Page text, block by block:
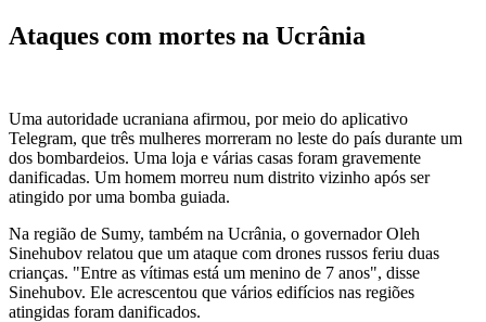
Ataques com mortes na Ucrânia
Uma autoridade ucraniana afirmou, por meio do aplicativo
Telegram, que três mulheres morreram no leste do país durante um
dos bombardeios. Uma loja e várias casas foram gravemente
danificadas. Um homem morreu num distrito vizinho após ser
atingido por uma bomba guiada.
Na região de Sumy, também na Ucrânia, o governador Oleh
Sinehubov relatou que um ataque com drones russos feriu duas
crianças. "Entre as vítimas está um menino de 7 anos", disse
Sinehubov. Ele acrescentou que vários edifícios nas regiões
atingidas foram danificados.